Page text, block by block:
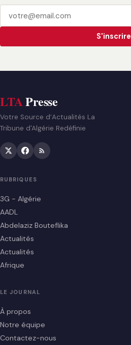
S'inscrire
LTAPresse
Votre Source d’Actualités La
Tribune d'Algérie Redéfinie
RUBRIQUES
3G - Algérie
AADL
Abdelaziz Bouteflika
Actualités
Actualités
Afrique
LE JOURNAL
À propos
Notre équipe
Contactez-nous